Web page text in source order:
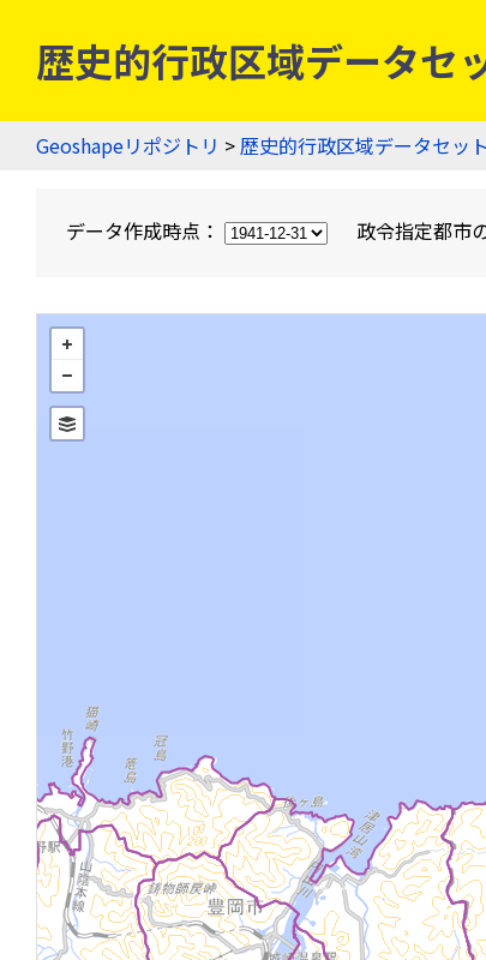
歴史的行政区域データセ
Geoshapeリポジトリ >歴史的行政区域データセッ
データ作成時点： 政令指定都市